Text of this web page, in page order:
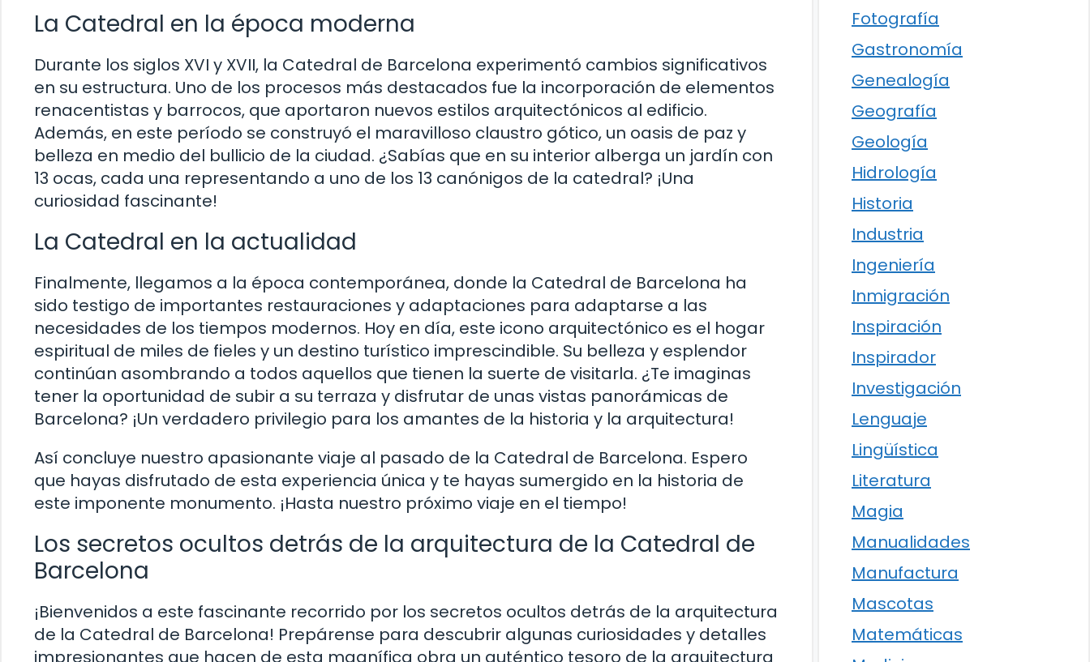
La Catedral en la época moderna
Durante los siglos XVI y XVII, la Catedral de Barcelona experimentó cambios significativos
en su estructura. Uno de los procesos más destacados fue la incorporación de elementos
renacentistas y barrocos, que aportaron nuevos estilos arquitectónicos al edificio.
Además, en este período se construyó el maravilloso claustro gótico, un oasis de paz y
belleza en medio del bullicio de la ciudad. ¿Sabías que en su interior alberga un jardín con
13 ocas, cada una representando a uno de los 13 canónigos de la catedral? ¡Una
curiosidad fascinante!
La Catedral en la actualidad
Finalmente, llegamos a la época contemporánea, donde la Catedral de Barcelona ha
sido testigo de importantes restauraciones y adaptaciones para adaptarse a las
necesidades de los tiempos modernos. Hoy en día, este icono arquitectónico es el hogar
espiritual de miles de fieles y un destino turístico imprescindible. Su belleza y esplendor
continúan asombrando a todos aquellos que tienen la suerte de visitarla. ¿Te imaginas
tener la oportunidad de subir a su terraza y disfrutar de unas vistas panorámicas de
Barcelona? ¡Un verdadero privilegio para los amantes de la historia y la arquitectura!
Así concluye nuestro apasionante viaje al pasado de la Catedral de Barcelona. Espero
que hayas disfrutado de esta experiencia única y te hayas sumergido en la historia de
este imponente monumento. ¡Hasta nuestro próximo viaje en el tiempo!
Los secretos ocultos detrás de la arquitectura de la Catedral de
Barcelona
¡Bienvenidos a este fascinante recorrido por los secretos ocultos detrás de la arquitectura
de la Catedral de Barcelona! Prepárense para descubrir algunas curiosidades y detalles
impresionantes que hacen de esta magnífica obra un auténtico tesoro de la arquitectura
Fotografía
Gastronomía
Genealogía
Geografía
Geología
Hidrología
Historia
Industria
Ingeniería
Inmigración
Inspiración
Inspirador
Investigación
Lenguaje
Lingüística
Literatura
Magia
Manualidades
Manufactura
Mascotas
Matemáticas